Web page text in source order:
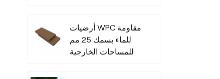
أرضيات WPC مقاومة
للماء بسمك 25 مم
للمساحات الخارجية